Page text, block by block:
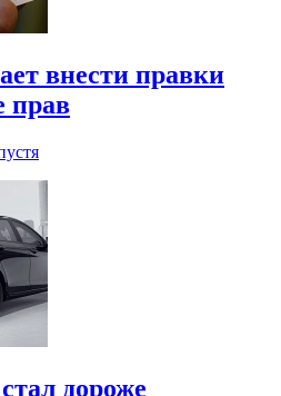
внести правки
прав
дороже